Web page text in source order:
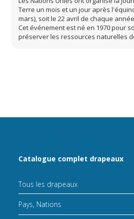
Terre un mois et un jour après
mars), soit le 22 avril de chaque
Cet événement est né en 1970 pour
préserver les ressources naturelles
Catalogue complet drapeaux
Tous les drapeaux
Pays, Nations